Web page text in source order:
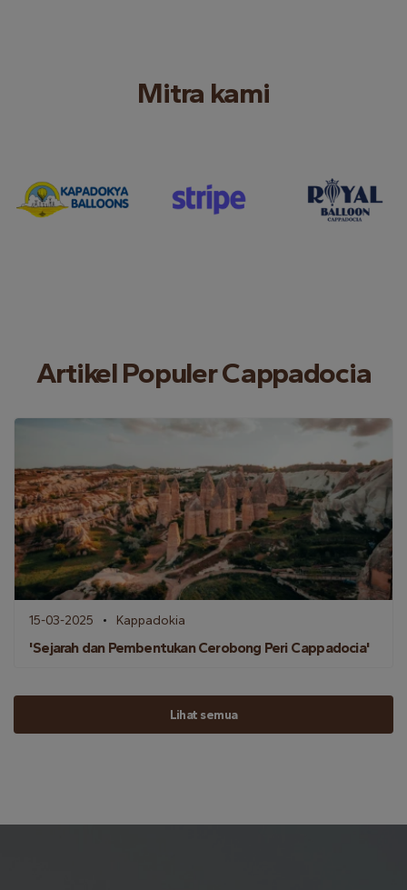
Mitra kami
Artikel Populer Cappadocia
15-03-2025 Kappadokia
'Sejarah dan Pembentukan Cerobong Peri Cappadocia'
Lihat semua